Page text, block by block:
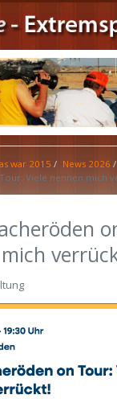
war 2015
News 2026
Viele nennen mich